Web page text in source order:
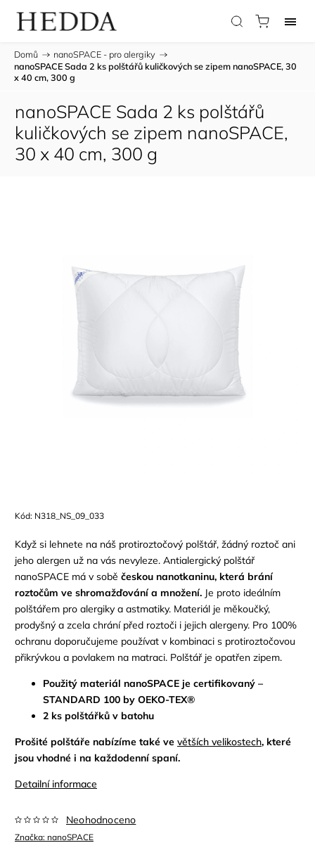
Domů / nanoSPACE - pro alergiky /
nanoSPACE Sada 2 ks polštářů kuličkových se zipem nanoSPACE, 30
x 40 cm, 300 g
nanoSPACE Sada 2 ks polštářů
kuličkových se zipem nanoSPACE,
30 x 40 cm, 300 g
Kód: N318_NS_09_033
Když si lehnete na náš protiroztočový polštář, žádný roztoč ani
jeho alergen už na vás nevyleze. Antialergický polštář
nanoSPACE má v sobě českou nanotkaninu, která brání
roztočům ve shromažďování a množení. Je proto ideálním
polštářem pro alergiky a astmatiky. Materiál je měkoučký,
prodyšný a zcela chrání před roztoči i jejich alergeny. Pro 100%
ochranu doporučujeme používat v kombinaci s protiroztočovou
přikrývkou a povlakem na matraci. Polštář je opatřen zipem.
Použitý materiál nanoSPACE je certifikovaný –
STANDARD 100 by OEKO-TEX®
2 ks polštářků v batohu
Prošité polštáře nabízíme také ve větších velikostech, které
jsou vhodné i na každodenní spaní.
Detailní informace
Značka: nanoSPACE
Neohodnoceno